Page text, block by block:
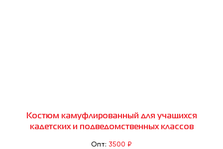
Костюм камуфлированный для учащихся
кадетских и подведомственных классов
Опт: 3500 ₽